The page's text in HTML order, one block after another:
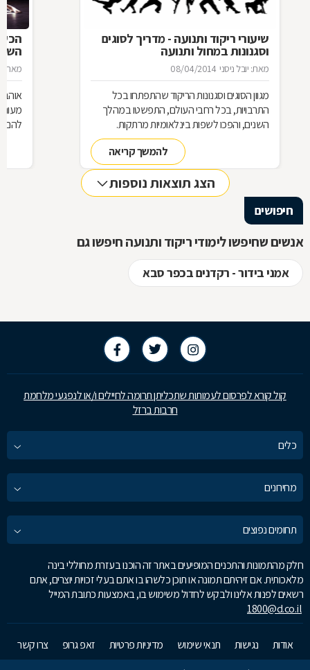
שיעורי ריקוד ותנועה - מדריך לסוגים
וסגנונות במחול ותנועה
מאת: יובל ניסני 08/04/2014
מגוון הסוגים וסגנונות הריקוד שהתפתחו בכל
התרבויות, בכל רחבי העולם, התפשטו במהלך
השנים, והפכו לשפות בינלאומיות מרתקות.
מקצוענות הרוקדים המפגינים יכולת שליטה
מקסימלית בגוף, והתאמת התנועות למקצבים
השונים, מכשפת את הצופה ומבטיחה חוויה
מרתקת ומרהיבה. לכל ריקוד מאפיינים משלו,
וסיבות טובות להתאהב בכל אחד מהסגנונות
הייחודיים.
להמשך קריאה
מאת:
להם
יש
הצג תוצאות נוספות
חיפושים
אנשים שחיפשו לימודי ריקוד ותנועה חיפשו גם
אמני בידור - רקדנים בכפר סבא
קול קורא לפרסום לעמותות שתכליתן תרומה לחיילים ו/או לנפגעי מלחמת
חרבות ברזל
כלים
מחירונים
תחומים נפוצים
חלק מהתמונות והתכנים המופיעים באתר זה הוכנו בעזרת מחוללי בינה
מלאכותית. אם זיהיתם תמונה או תוכן כלשהו בו אתם בעלי זכויות יוצרים, אתם
רשאים לפנות אלינו ולבקש לחדול משימוש בו, באמצעות כתובת המייל
1800@d.co.il
אודות נגישות תנאי שימוש מדיניות פרטיות זאפ גרופ
צרו קשר